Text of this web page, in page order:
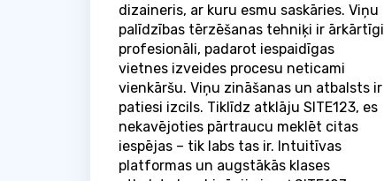
dizaineris, ar kuru esmu saskāries. Viņu
palīdzības tērzēšanas tehniķi ir ārkārtīgi
profesionāli, padarot iespaidīgas
vietnes izveides procesu neticami
vienkāršu. Viņu zināšanas un atbalsts ir
patiesi izcils. Tiklīdz atklāju SITE123, es
nekavējoties pārtraucu meklēt citas
iespējas – tik labs tas ir. Intuitīvas
platformas un augstākās klases